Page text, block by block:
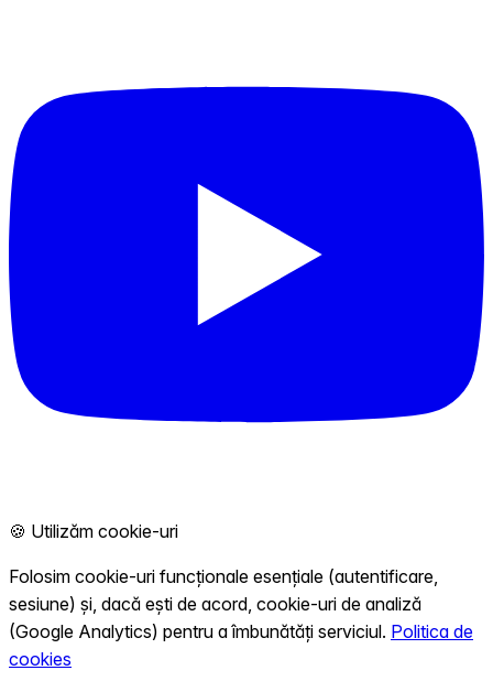
🍪 Utilizăm cookie-uri
Folosim cookie-uri funcționale esențiale (autentificare,
sesiune) și, dacă ești de acord, cookie-uri de analiză
(Google Analytics) pentru a îmbunătăți serviciul. Politica de
cookies